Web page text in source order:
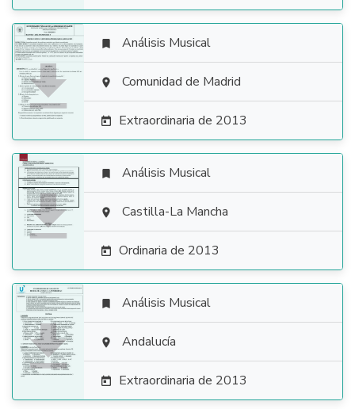

 Análisis Musical
 Comunidad de Madrid
 Extraordinaria de 2013

 Análisis Musical
 Castilla-La Mancha
 Ordinaria de 2013

 Análisis Musical
 Andalucía
 Extraordinaria de 2013